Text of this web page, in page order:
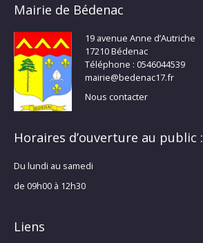
Mairie de Bédenac
19 avenue Anne d’Autriche
17210 Bédenac
Téléphone : 0546044539
mairie@bedenac17.fr
Nous contacter
Horaires d’ouverture au public :
Du lundi au samedi
de 09h00 à 12h30
Liens